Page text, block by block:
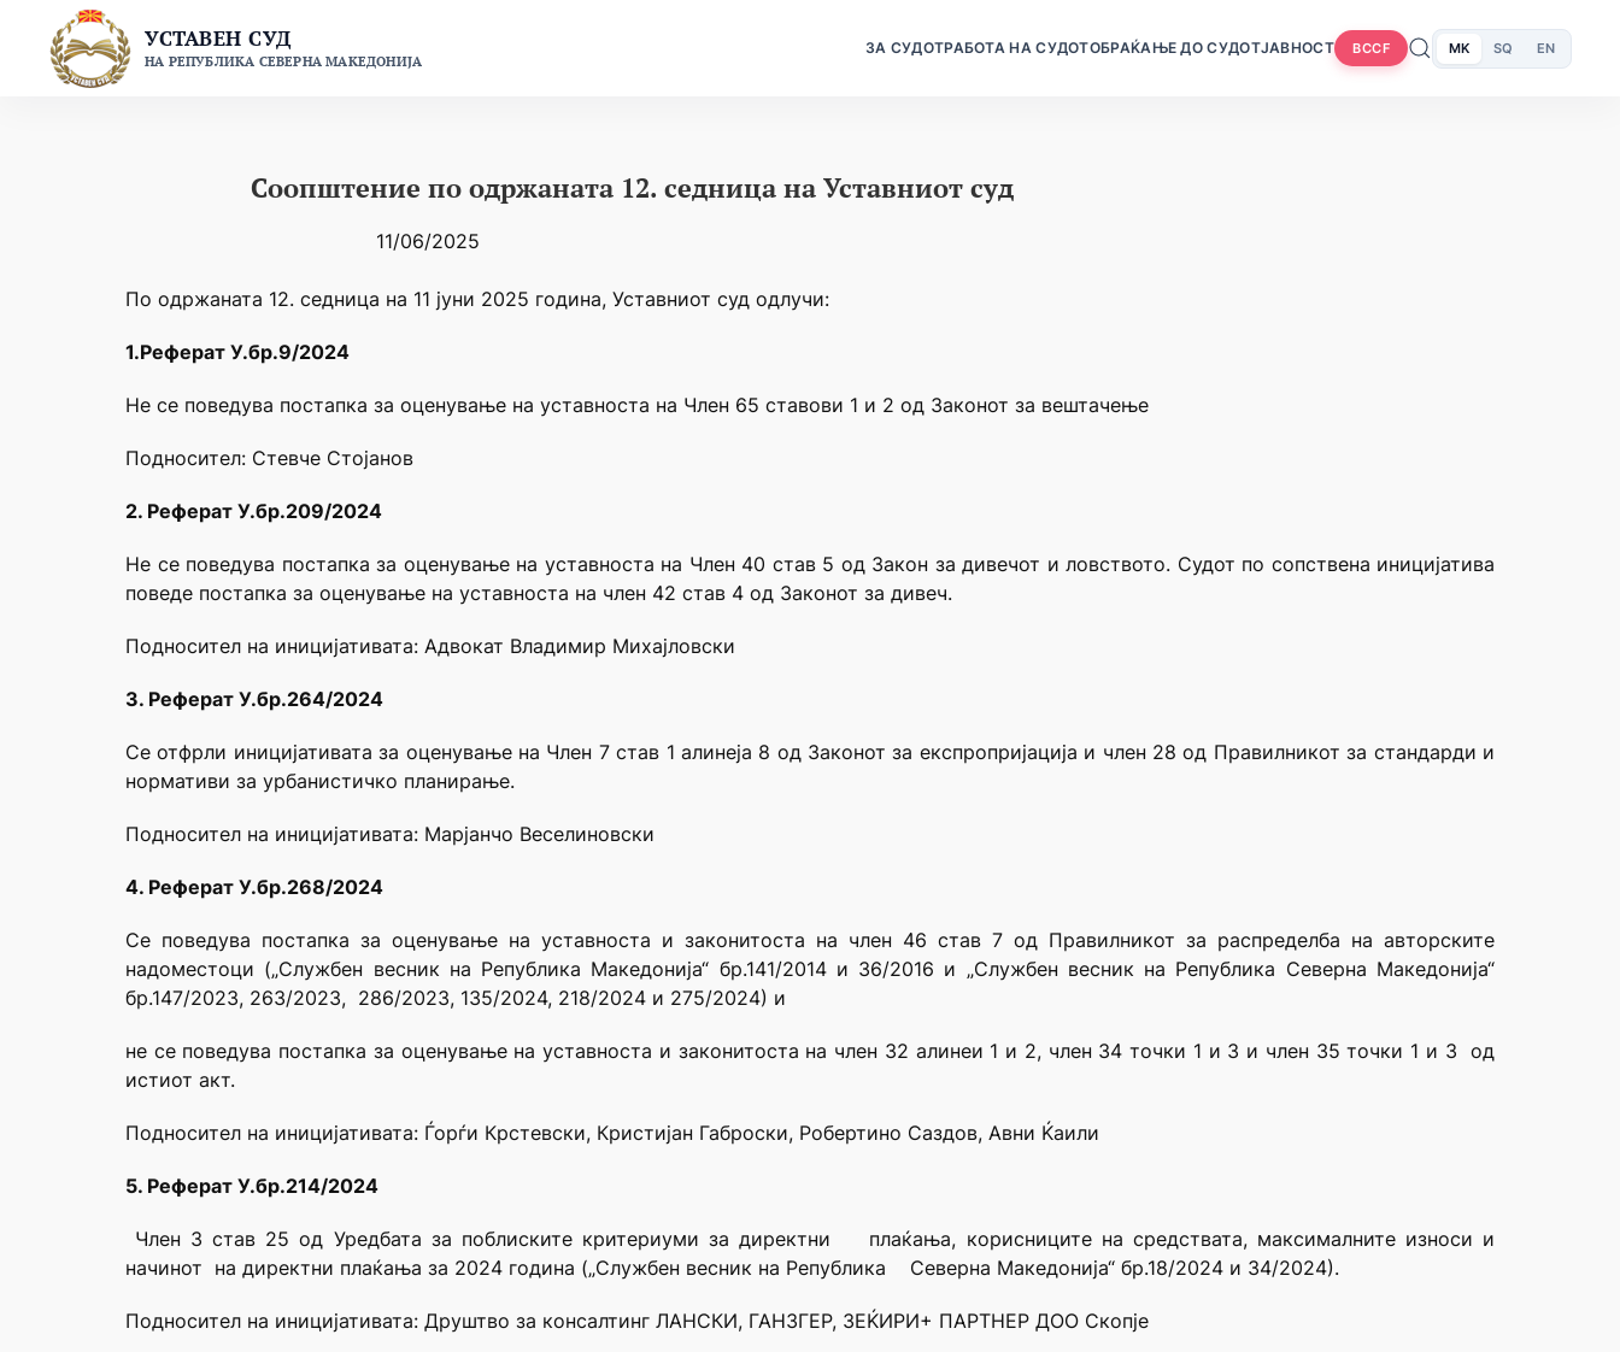
content
УСТАВЕН СУД
НА РЕПУБЛИКА СЕВЕРНА МАКЕДОНИЈА
ЗА СУДОТРАБОТА НА СУДОТОБРАЌАЊЕ ДО СУДОТЈАВНОСТ BCCF MK SQ EN
Соопштение по одржаната 12. седница на Уставниот суд
11/06/2025
По одржаната 12. седница на 11 јуни 2025 година, Уставниот суд одлучи:
1.Реферат У.бр.9/2024
Не се поведува постапка за оценување на уставноста на Член 65 ставови 1 и 2 од Законот за вештачење
Подносител: Стевче Стојанов
2. Реферат У.бр.209/2024
Не се поведува постапка за оценување на уставноста на Член 40 став 5 од Закон за дивечот и ловството. Судот по сопствена иницијатива
поведе постапка за оценување на уставноста на член 42 став 4 од Законот за дивеч.
Подносител на иницијативата: Адвокат Владимир Михајловски
3. Реферат У.бр.264/2024
Се отфрли иницијативата за оценување на Член 7 став 1 алинеја 8 од Законот за експропријација и член 28 од Правилникот за стандарди и
нормативи за урбанистичко планирање.
Подносител на иницијативата: Mарјанчо Веселиновски
4. Реферат У.бр.268/2024
Се поведува постапка за оценување на уставноста и законитоста на член 46 став 7 од Правилникот за распределба на авторските
надоместоци („Службен весник на Република Македонија“ бр.141/2014 и 36/2016 и „Службен весник на Република Северна Македонија“
бр.147/2023, 263/2023, 286/2023, 135/2024, 218/2024 и 275/2024) и
не се поведува постапка за оценување на уставноста и законитоста на член 32 алинеи 1 и 2, член 34 точки 1 и 3 и член 35 точки 1 и 3 од
истиот акт.
Подносител на иницијативата: Ѓорѓи Крстевски, Кристијан Габроски, Робертино Саздов, Авни Ќаили
5. Реферат У.бр.214/2024
Член 3 став 25 од Уредбата за поблиските критериуми за директни плаќања, корисниците на средствата, максималните износи и
начинот на директни плаќања за 2024 година („Службен весник на Република Северна Македонија“ бр.18/2024 и 34/2024).
Подносител на иницијативата: Друштво за консалтинг ЛАНСКИ, ГАНЗГЕР, ЗЕЌИРИ+ ПАРТНЕР ДОО Скопје